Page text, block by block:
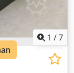
1 /7